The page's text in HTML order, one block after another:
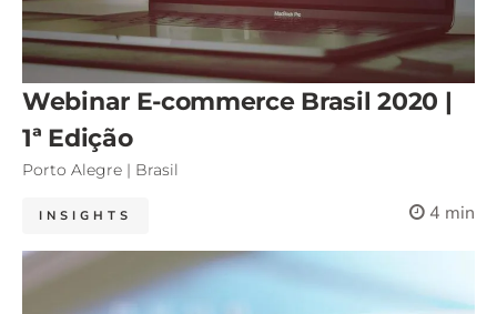
Webinar E-commerce Brasil 2020 |
1ª Edição
Porto Alegre | Brasil
INSIGHTS 4 min